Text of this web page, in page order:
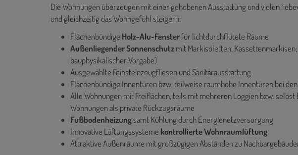
Die Wohnungen überzeugen mit einer gehobenen Ausstattung und vielen
und gleichzeitig das Wohngefühl steigern:
Flächenbündige Holz-Alu-Fensterfür lichtdurchflutete Räume
Außenliegender Sonnenschutzmit Markisoletten,
bauphysikalischer Vorgabe)
Ausgewählte Feinsteinzeugfliesen und Sanitärausstattung
Flächenbündige Innentüren bzw. teilweise raumhohe Innentüren bei
Alle Wohnungen mit Freiflächen, teils mit mehreren Loggien bzw.
Wohnungen als private Rückzugsräume
Fußbodenheizungsamt Kühlung durch Energienetzversorgung
Innovative Lüftungssysteme kontrollierte Wohnraumlüftung
Attraktive Außenräume mit großzügigen Abständen zu